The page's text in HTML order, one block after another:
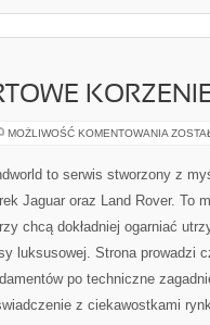
MOŻLIWOŚĆ KOMENTOWANIA
to serwis stworzony z
Jaguar oraz Land Rover. To
chcą dokładniej ogarniać
luksusowej. Strona prowadzi
po techniczne
z ciekawostkami